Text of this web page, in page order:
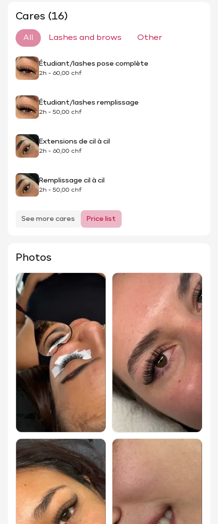
Cares (16)
All Lashes and brows Other
Étudiant/lashes pose complète
2h - 60,00 chf
Étudiant/lashes remplissage
2h - 50,00 chf
Extensions de cil à cil
2h - 60,00 chf
Remplissage cil à cil
2h - 50,00 chf
See more cares Price list
Photos